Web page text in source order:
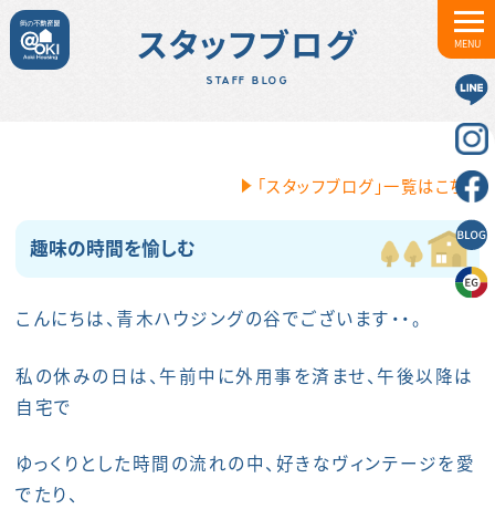
MENU
スタッフブログ
STAFF BLOG
「スタッフブログ」一覧はこちら
趣味の時間を愉しむ
こんにちは、青木ハウジングの谷でございます・・。
私の休みの日は、午前中に外用事を済ませ、午後以降は
自宅で
ゆっくりとした時間の流れの中、好きなヴィンテージを愛
でたり、